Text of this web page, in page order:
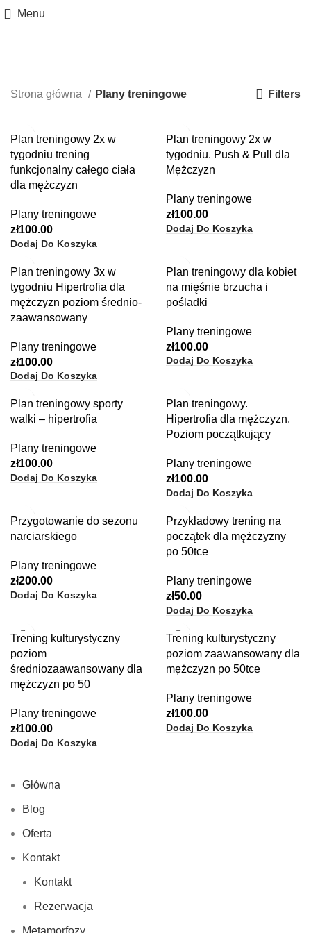
Menu
Strona główna Plany treningowe Filters
Plan treningowy 2x w
tygodniu trening
funkcjonalny całego ciała
dla mężczyzn
Plany treningowe
zł100.00
Dodaj Do Koszyka
Plan treningowy 2x w
tygodniu. Push & Pull dla
Mężczyzn
Plany treningowe
zł100.00
Dodaj Do Koszyka
Plan treningowy 3x w
tygodniu Hipertrofia dla
mężczyzn poziom średnio-
zaawansowany
Plany treningowe
zł100.00
Dodaj Do Koszyka
Plan treningowy dla kobiet
na mięśnie brzucha i
pośladki
Plany treningowe
zł100.00
Dodaj Do Koszyka
Plan treningowy sporty
walki – hipertrofia
Plany treningowe
zł100.00
Dodaj Do Koszyka
Plan treningowy.
Hipertrofia dla mężczyzn.
Poziom początkujący
Plany treningowe
zł100.00
Dodaj Do Koszyka
Przygotowanie do sezonu
narciarskiego
Plany treningowe
zł200.00
Dodaj Do Koszyka
Przykładowy trening na
początek dla mężczyzny
po 50tce
Plany treningowe
zł50.00
Dodaj Do Koszyka
Trening kulturystyczny
poziom
średniozaawansowany dla
mężczyzn po 50
Plany treningowe
zł100.00
Dodaj Do Koszyka
Trening kulturystyczny
poziom zaawansowany dla
mężczyzn po 50tce
Plany treningowe
zł100.00
Dodaj Do Koszyka
Główna
Blog
Oferta
Kontakt
Kontakt
Rezerwacja
Metamorfozy